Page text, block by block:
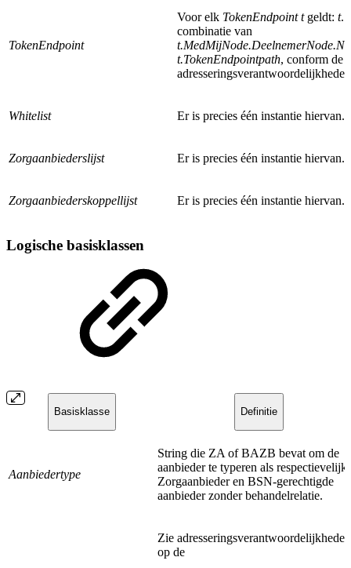
TokenEndpoint
Voor elk TokenEndpoint tgeldt: t.
combinatie van
t.TokenEndpointpath, conform de
Whitelist Er is precies één instantie hiervan.
Zorgaanbiederslijst Er is precies één instantie hiervan.
Zorgaanbiederskoppellijst Er is precies één instantie hiervan.
Logische basisklassen
Basisklasse Definitie
Aanbiedertype
String die ZA of BAZB bevat om de
aanbieder te typeren als respectievelijk
Zorgaanbieder en BSN-gerechtigde
aanbieder zonder behandelrelatie.
Zie adresseringsverantwoordelijkheden
op de